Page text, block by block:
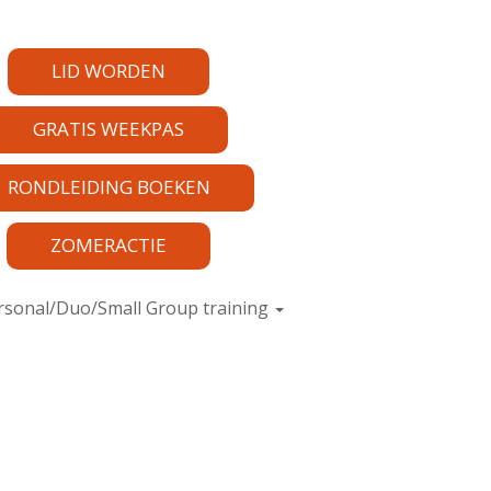
LID WORDEN
GRATIS WEEKPAS
RONDLEIDING BOEKEN
ZOMERACTIE
Duo/Small Group training